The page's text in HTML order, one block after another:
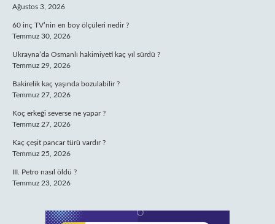
Ağustos 3, 2026
60 inç TV’nin en boy ölçüleri nedir ?
Temmuz 30, 2026
Ukrayna’da Osmanlı hakimiyeti kaç yıl sürdü ?
Temmuz 29, 2026
Bakirelik kaç yaşında bozulabilir ?
Temmuz 27, 2026
Koç erkeği severse ne yapar ?
Temmuz 27, 2026
Kaç çeşit pancar türü vardır ?
Temmuz 25, 2026
III. Petro nasıl öldü ?
Temmuz 23, 2026